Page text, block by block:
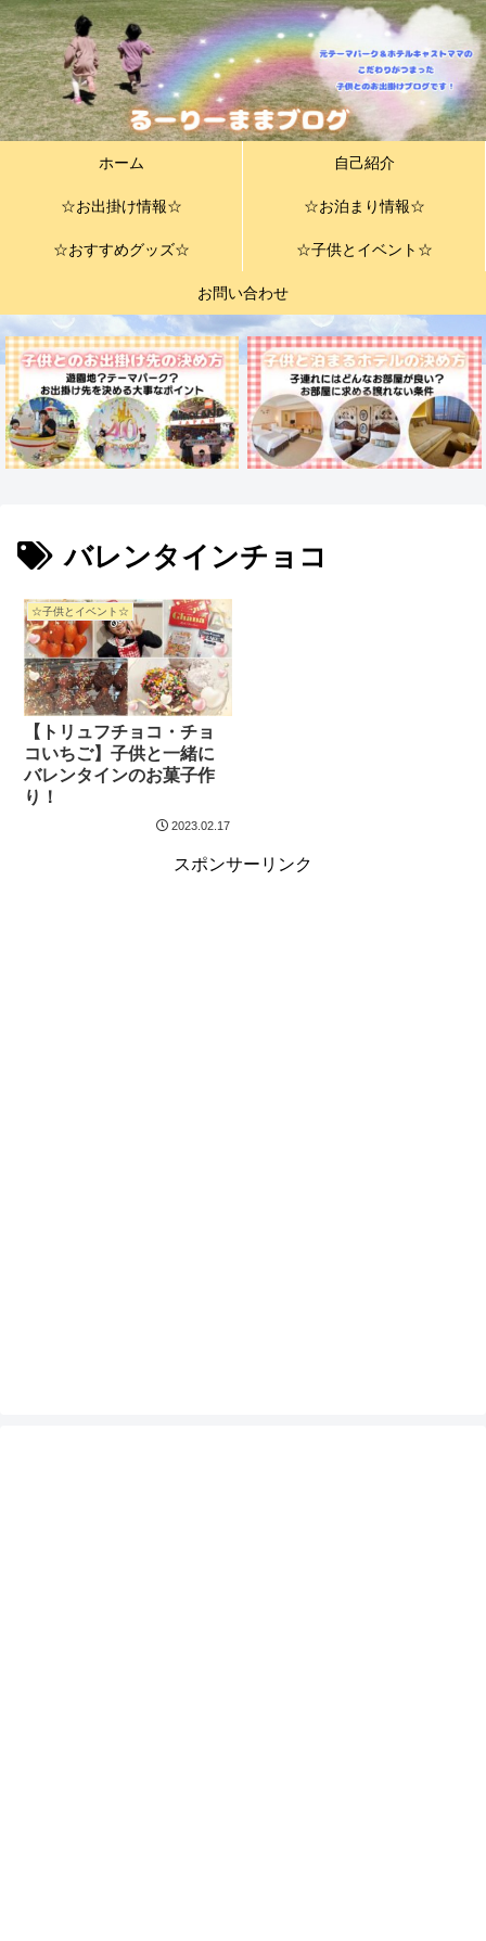
ホーム 自己紹介
☆お出掛け情報☆ ☆お泊まり情報☆
☆おすすめグッズ☆ ☆子供とイベント☆
お問い合わせ
バレンタインチョコ
☆子供とイベント☆
【トリュフチョコ・チョ
コいちご】子供と一緒に
バレンタインのお菓子作
り！
2023.02.17
スポンサーリンク